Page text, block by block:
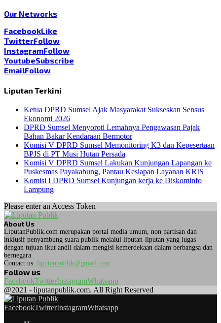
Our Networks
FacebookLike
TwitterFollow
InstagramFollow
YoutubeSubscribe
EmailFollow
Liputan Terkini
Ketua DPRD Sumsel Ajak Masyarakat Sukseskan Sensus
Ekonomi 2026
DPRD Sumsel Menyoroti Lemahnya Pengawasan Pajak
Bahan Bakar Kendaraan Bermotor
Komisi V DPRD Sumsel Memonitoring K3 dan Kepesertaan
BPJS di PT Musi Hutan Persada
Komisi V DPRD Sumsel Lakukan Kunjungan Lapangan ke
Puskesmas Payakabung, Pantau Kesiapan Layanan KRIS
Komisi I DPRD Sumsel Kunjungan kerja ke Diskominfo
Lampung
Please enter an Access Token
About Us
LiputanPublik.com merupakan portal media umum, non partisan dan
inklusif penyambung suara publik melalui liputan-liputan yang lugas
dengan tujuan ikut andil dalam mengisi kemerdekaan dalam berbangsa dan
bernegara
Contact us: liputanpublik@gmail.com
Follow us
FacebookTwitterInstagramWhatsapp
@2021 - liputanpublik.com. All Right Reserved
FacebookTwitterInstagramWhatsapp